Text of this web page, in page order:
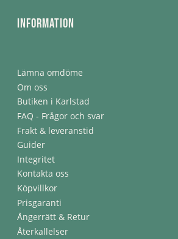
Information
Lämna omdöme
Om oss
Butiken i Karlstad
FAQ - Frågor och svar
Frakt & leveranstid
Guider
Integritet
Kontakta oss
Köpvillkor
Prisgaranti
Ångerrätt & Retur
Återkallelser